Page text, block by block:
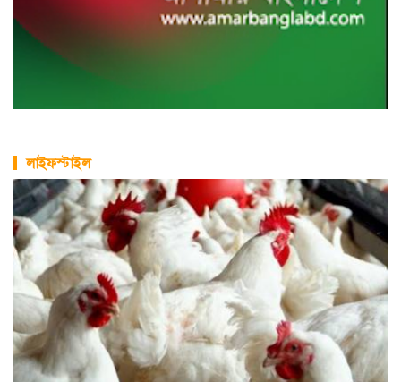
লাইফস্টাইল